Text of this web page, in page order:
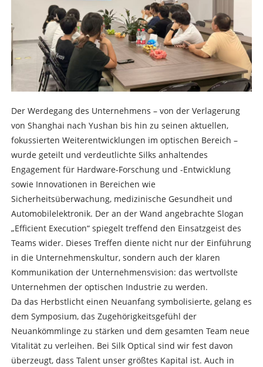
Der Werdegang des Unternehmens – von der Verlagerung
von Shanghai nach Yushan bis hin zu seinen aktuellen,
fokussierten Weiterentwicklungen im optischen Bereich –
wurde geteilt und verdeutlichte Silks anhaltendes
Engagement für Hardware-Forschung und -Entwicklung
sowie Innovationen in Bereichen wie
Sicherheitsüberwachung, medizinische Gesundheit und
Automobilelektronik. Der an der Wand angebrachte Slogan
„Efficient Execution“ spiegelt treffend den Einsatzgeist des
Teams wider. Dieses Treffen diente nicht nur der Einführung
in die Unternehmenskultur, sondern auch der klaren
Kommunikation der Unternehmensvision: das wertvollste
Unternehmen der optischen Industrie zu werden.
Da das Herbstlicht einen Neuanfang symbolisierte, gelang es
dem Symposium, das Zugehörigkeitsgefühl der
Neuankömmlinge zu stärken und dem gesamten Team neue
Vitalität zu verleihen. Bei Silk Optical sind wir fest davon
überzeugt, dass Talent unser größtes Kapital ist. Auch in